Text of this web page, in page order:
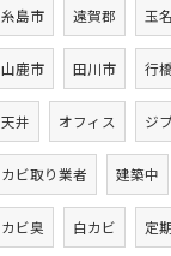
糸島市 遠賀郡 玉
山鹿市 田川市 行
天井 オフィス ジ
カビ取り業者 建築中
カビ臭 白カビ 定